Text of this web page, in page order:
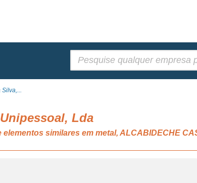
Lda
similares em metal, ALCABIDECHE